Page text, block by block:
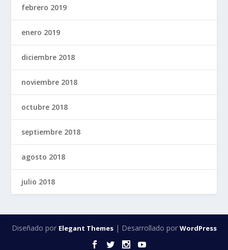
febrero 2019
enero 2019
diciembre 2018
noviembre 2018
octubre 2018
septiembre 2018
agosto 2018
julio 2018
Diseñado por Elegant Themes| Desarrollado por WordPress